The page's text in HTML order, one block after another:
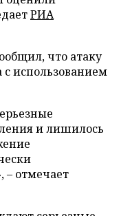
РИА
что атаку
с использованием
и лишилось
– отмечает